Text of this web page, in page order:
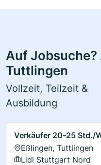
Auf
Tuttlingen
Vollzeit, Teilzeit &
Ausbildung
Verkäufer 20-25 Std./
Eßlingen, Tuttlingen
Lidl Stuttgart Nord